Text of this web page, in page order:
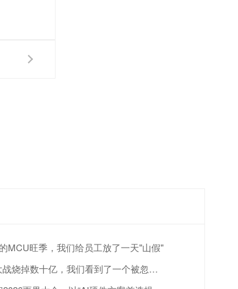
MCU旺季，我们给员工放了一天"山假"
当春晚AI大战烧掉数十亿，我们看到了一个被忽视的真相